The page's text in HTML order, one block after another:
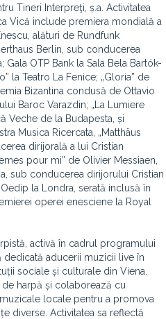
Tineri Interpreţi, ș.a. Activitatea
Vică include premiera mondială a
alături de Rundfunk
Berlin, sub conducerea
OTP Bank la Sala Bela Bartók-
la Teatro La Fenice; „Gloria” de
Bizantina condusă de Ottavio
Baroc Varazdin; „La Lumiere
Veche de la Budapesta, și
Musica Ricercata, „Matthäus
dirijorală a lui Cristian
pour mi” de Olivier Messiaen,
sub conducerea dirijorului Cristian
la Londra, serată inclusă în
operei enesciene la Royal
activă în cadrul programului
dedicată aducerii muzicii live în
sociale și culturale din Viena.
harpă și colaborează cu
locale pentru a promova
diverse. Activitatea sa reflectă